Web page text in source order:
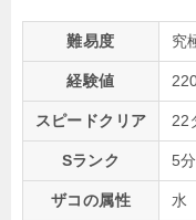
難易度 究
経験値
スピードクリア 22
Sランク 5
ザコの属性 水